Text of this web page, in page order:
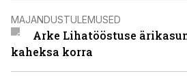
MAJANDUSTULEMUSED
Arke Lihatööstuse
kaheksa korra